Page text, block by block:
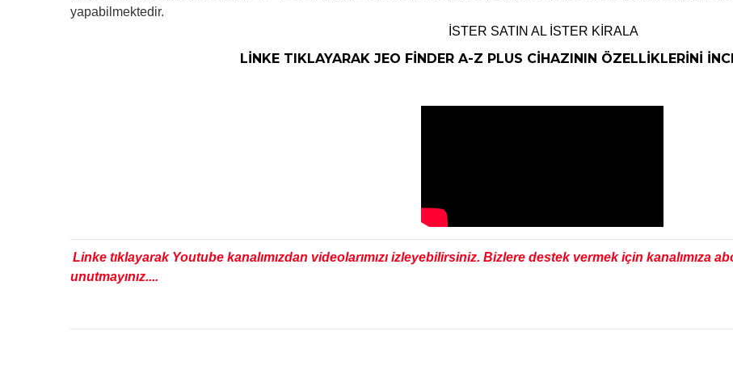
yapabilmektedir.
İSTER SATIN AL İSTER KİRALA
LİNKE TIKLAYARAK JEO FİNDER A-Z PLUS CİHAZININ ÖZELLİKLERİNİ
Linke tıklayarak Youtube kanalımızdan videolarımızı izleyebilirsiniz. Bizlere destek vermek için kanalımıza
unutmayınız....